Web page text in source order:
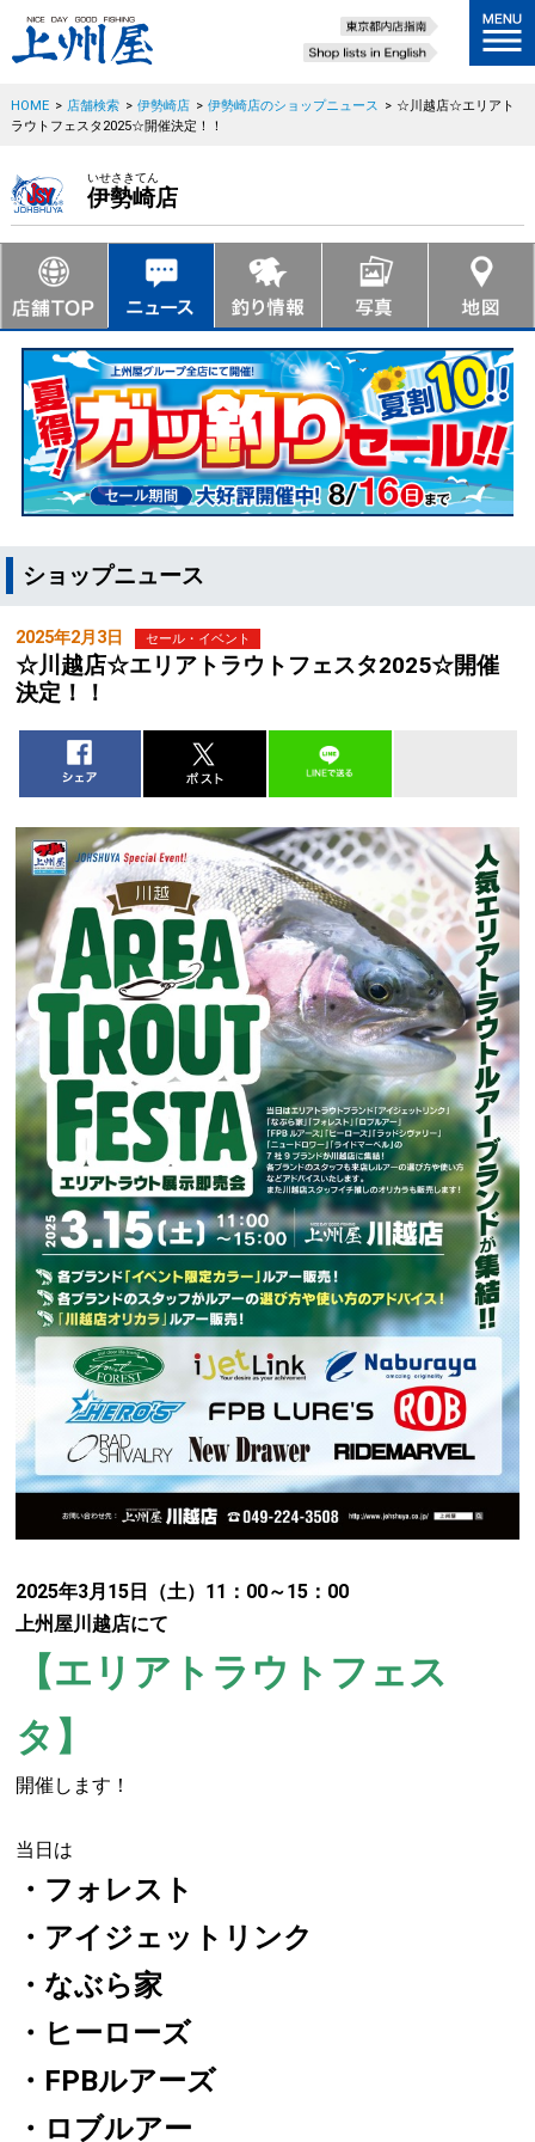
HOME > 店舗検索 > 伊勢崎店 > 伊勢崎店のショップニュース > ☆川越店☆エリアト
ラウトフェスタ2025☆開催決定！！
いせさきてん
伊勢崎店
ショップニュース
2025年2月3日 セール・イベント
☆川越店☆エリアトラウトフェスタ2025☆開催
決定！！
2025年3月15日（土）11：00～15：00
上州屋川越店にて
【エリアトラウトフェス
タ】
開催します！
当日は
・フォレスト
・アイジェットリンク
・なぶら家
・ヒーローズ
・FPBルアーズ
・ロブルアー